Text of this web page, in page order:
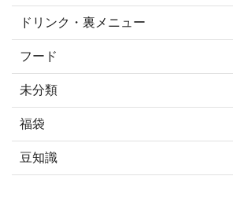
ドリンク・裏メニュー
フード
未分類
福袋
豆知識